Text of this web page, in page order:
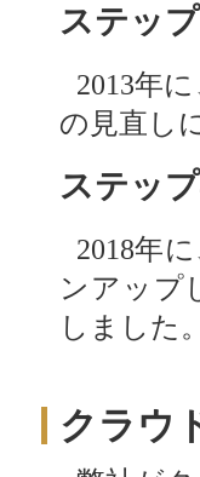
ステッ
2013年
の見直し
ステッ
2018年
ンアップ
しました。
クラウ